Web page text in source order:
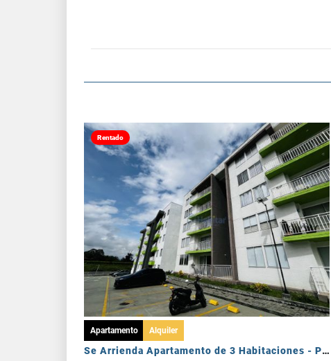
Rentado
Apartamento Alquiler
Se Arrienda Apartamento de 3 Habitaciones - Puerto Espejo